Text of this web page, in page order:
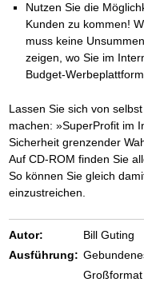
Nutzen Sie die
Kunden zu kommen!
muss keine
zeigen, wo Sie im
Budget-
Lassen Sie sich von
machen: »SuperProfit im
Sicherheit grenzender
Auf CD-ROM finden Sie
So können Sie gleich
einzustreichen.
Autor:
Bill Guting
Ausführung: